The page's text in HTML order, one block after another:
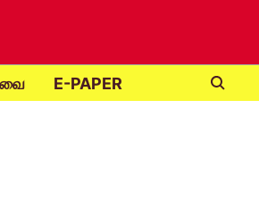
E-PAPER